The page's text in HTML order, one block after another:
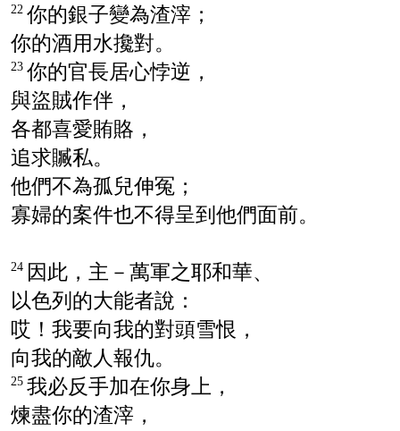
22 你的銀子變為渣滓；
你的酒用水攙對。
23 你的官長居心悖逆，
與盜賊作伴，
各都喜愛賄賂，
追求贓私。
他們不為孤兒伸冤；
寡婦的案件也不得呈到他們面前。
24 因此，主－萬軍之耶和華、
以色列 的大能者說：
哎！我要向我的對頭雪恨，
向我的敵人報仇。
25 我必反手加在你身上，
煉盡你的渣滓，